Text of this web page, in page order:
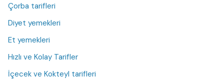
Çorba tarifleri
Diyet yemekleri
Et yemekleri
Hızlı ve Kolay Tarifler
İçecek ve Kokteyl tarifleri